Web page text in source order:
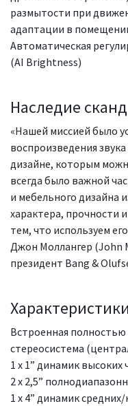
размытости при
адаптации в
Автоматическая
(AI Brightness)
Наследие
«Нашей миссией было
воспроизведения
дизайне, которым
всегда было важной
и мебельного дизайна
характера, прочности
тем, что используем
Джон Моллангер (John
президент Bang &
Характеристики
Встроенная полностью
стереосистема
1 x 1” динамик высоких
2 x 2,5”
1 x 4” динамик